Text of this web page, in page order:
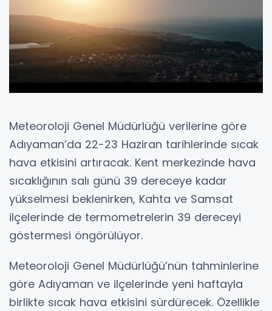
Meteoroloji Genel Müdürlüğü verilerine göre
Adıyaman’da 22-23 Haziran tarihlerinde sıcak
hava etkisini artıracak. Kent merkezinde hava
sıcaklığının salı günü 39 dereceye kadar
yükselmesi beklenirken, Kahta ve Samsat
ilçelerinde de termometrelerin 39 dereceyi
göstermesi öngörülüyor.
Meteoroloji Genel Müdürlüğü’nün tahminlerine
göre Adıyaman ve ilçelerinde yeni haftayla
birlikte sıcak hava etkisini sürdürecek. Özellikle